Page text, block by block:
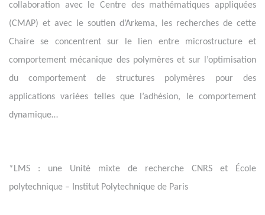
collaboration avec le Centre des mathématiques appliquées
(CMAP) et avec le soutien d’Arkema, les recherches de cette
Chaire se concentrent sur le lien entre microstructure et
comportement mécanique des polymères et sur l’optimisation
du comportement de structures polymères pour des
applications variées telles que l’adhésion, le comportement
dynamique…
*LMS : une Unité mixte de recherche CNRS et École
polytechnique – Institut Polytechnique de Paris